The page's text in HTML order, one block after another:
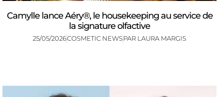
Camylle lance Aéry®, le housekeeping au service de
la signature olfactive
25/05/2026COSMETIC NEWSPAR LAURA MARGIS